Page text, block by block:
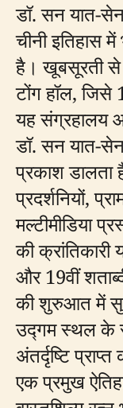
डॉ. सन यात-
चीनी इतिहास
है। खूबसूरती से
टोंग हॉल, जिसे
यह संग्रहालय
डॉ. सन यात-
प्रकाश डालता
प्रदर्शनियों,
मल्टीमीडिया
की
और 19वीं
की शुरुआत में
उद्गम स्थल के
अंतर्दृष्टि
एक प्रमुख